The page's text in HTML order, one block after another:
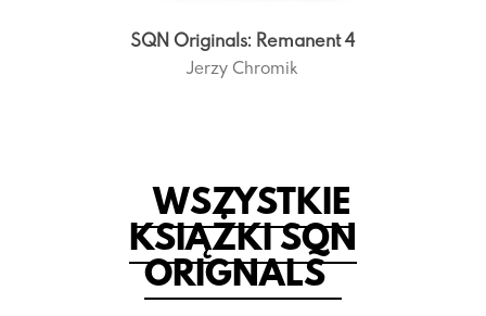
SQN Originals: Remanent 4
Jerzy Chromik
WSZYSTKIE
KSIĄŻKI SQN
ORIGNALS